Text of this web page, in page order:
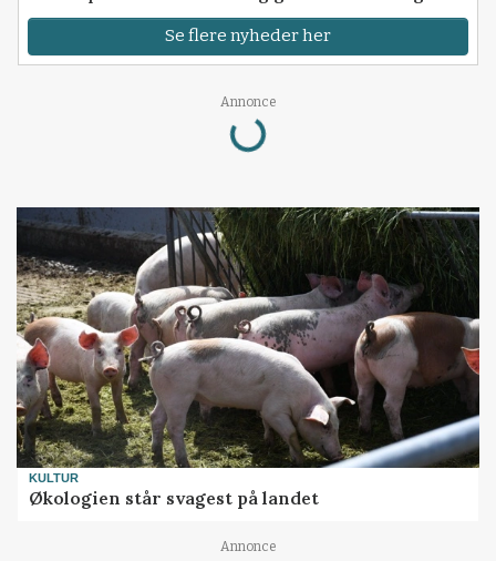
Se flere nyheder her
Annonce
Loading...
KULTUR
Økologien står svagest på landet
Annonce